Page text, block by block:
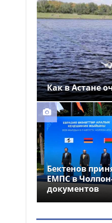
обладателей
образовательных
Казахстане
15:03
Какая погода
ожидается в Астане,
и Шымкенте 8–10
14:58
Акмолинка
скамейки чужую сумку
ценностями на 3,5 млн
стала фигуранткой дела
Как в Астане
Бектенов
ЕМПС в
документов